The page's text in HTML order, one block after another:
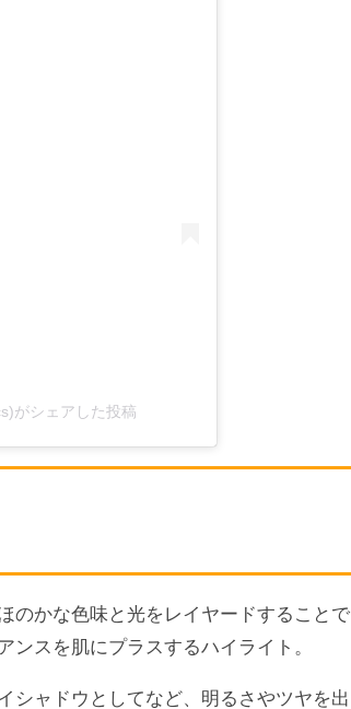
がシェアした投稿
のかな色味と光をレイヤードすることで
ンスを肌にプラスするハイライト。
シャドウとしてなど、明るさやツヤを出